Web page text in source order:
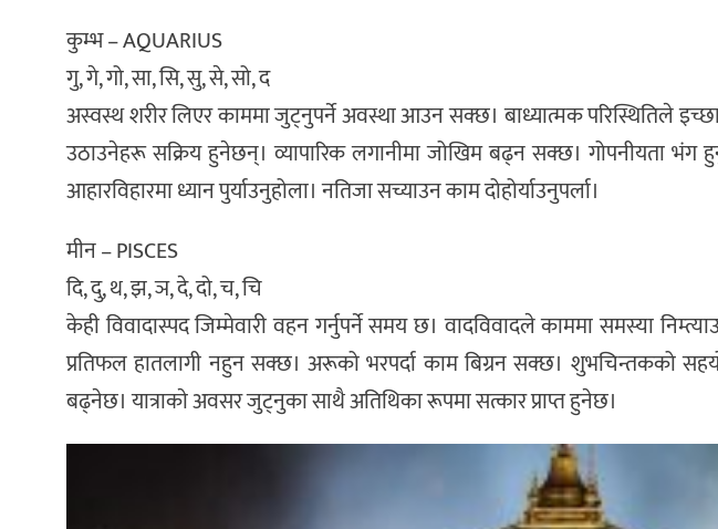
कुम्भ – AQUARIUS
गु, गे, गो, सा, सि, सु, से, सो, द
अस्वस्थ शरीर लिएर काममा जुट्नुपर्ने अवस्था आउन सक्छ। बाध्यात्मक परिस्थितिले
उठाउनेहरू सक्रिय हुनेछन्। व्यापारिक लगानीमा जोखिम बढ्न सक्छ। गोपनीयता भंग
आहारविहारमा ध्यान पुर्याउनुहोला। नतिजा सच्याउन काम दोहोर्याउनुपर्ला।
मीन – PISCES
दि, दु, थ, झ, ञ, दे, दो, च, चि
केही विवादास्पद जिम्मेवारी वहन गर्नुपर्ने समय छ। वादविवादले काममा समस्या
प्रतिफल हातलागी नहुन सक्छ। अरूको भरपर्दा काम बिग्रन सक्छ। शुभचिन्तकको
बढ्नेछ। यात्राकाे अवसर जुट्नुका साथै अतिथिका रूपमा सत्कार प्राप्त हुनेछ।